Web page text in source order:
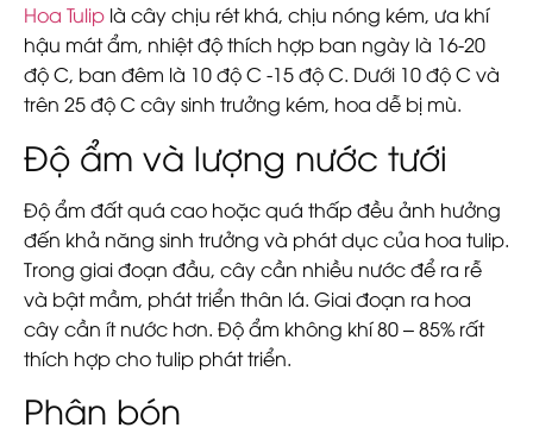
Hoa Tulip là cây chịu rét khá, chịu nóng kém, ưa khí
hậu mát ẩm, nhiệt độ thích hợp ban ngày là 16-20
độ C, ban đêm là 10 độ C -15 độ C. Dưới 10 độ C và
trên 25 độ C cây sinh trưởng kém, hoa dễ bị mù.
Độ ẩm và lượng nước tưới
Độ ẩm đất quá cao hoặc quá thấp đều ảnh hưởng
đến khả năng sinh trưởng và phát dục của hoa tulip.
Trong giai đoạn đầu, cây cần nhiều nước để ra rễ
và bật mầm, phát triển thân lá. Giai đoạn ra hoa
cây cần ít nước hơn. Độ ẩm không khí 80 – 85% rất
thích hợp cho tulip phát triển.
Phân bón